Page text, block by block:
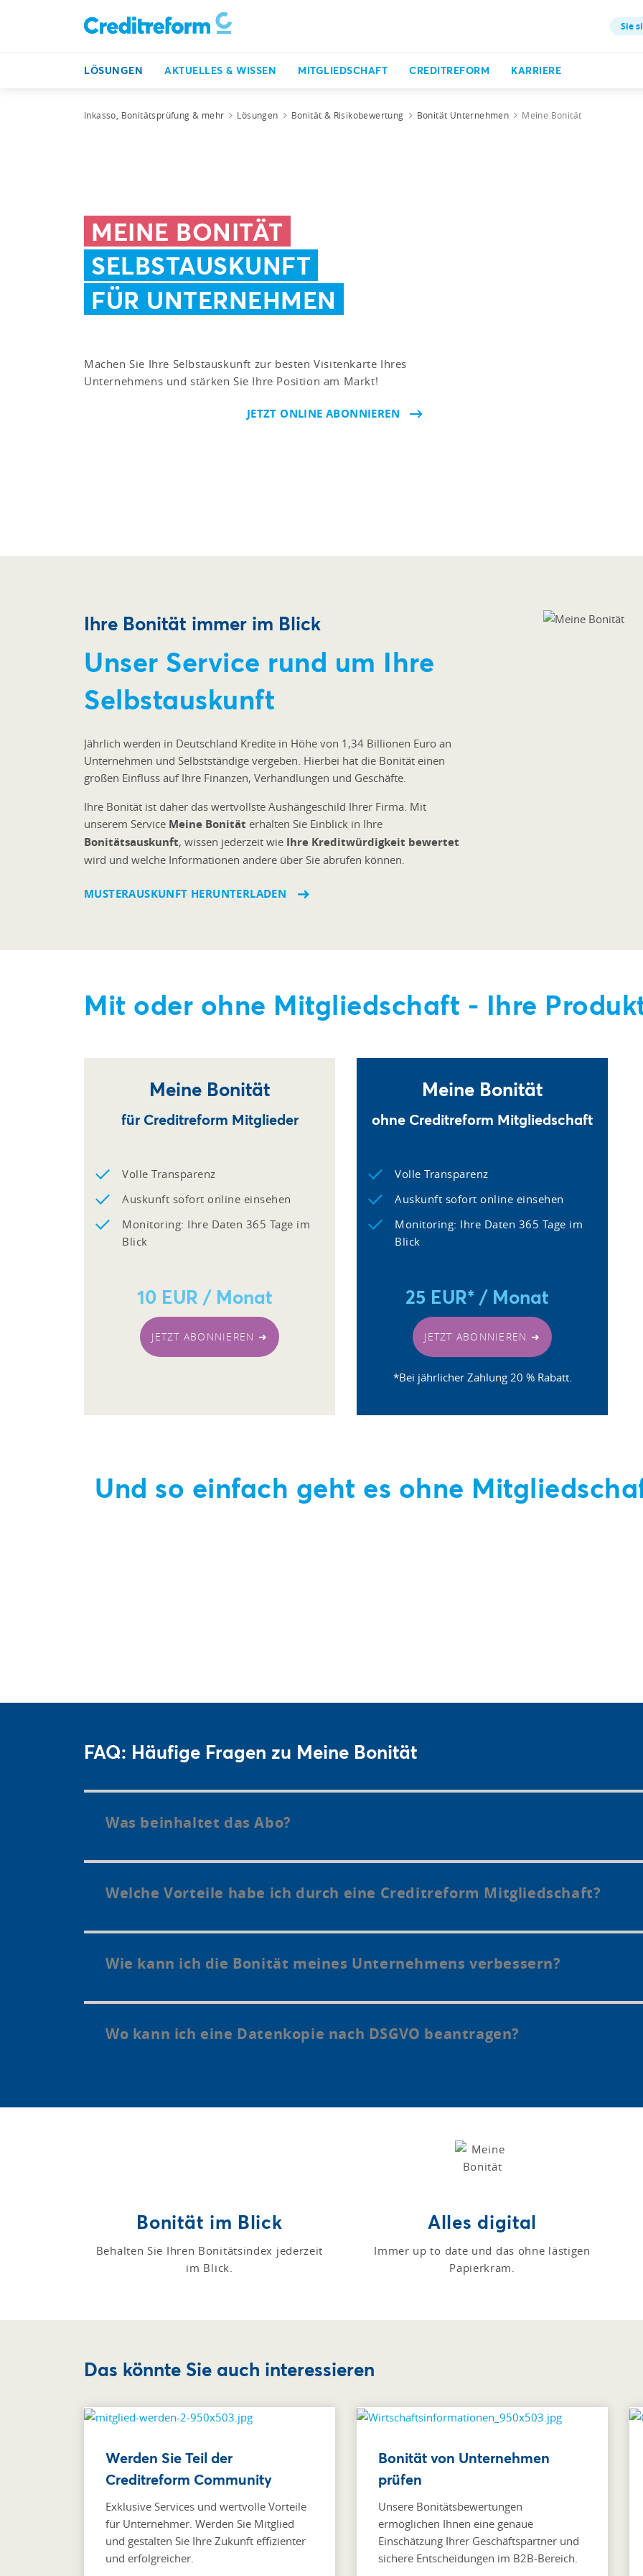
Sie
LÖSUNGEN AKTUELLES & WISSEN MITGLIEDSCHAFT CREDITREFORM KARRIERE
Inkasso, Bonitätsprüfung & mehr Lösungen Bonität & Risikobewertung Bonität Unternehmen Meine Bonität
MEINE BONITÄT
SELBSTAUSKUNFT
FÜR UNTERNEHMEN
Machen Sie Ihre Selbstauskunft zur besten Visitenkarte Ihres
Unternehmens und stärken Sie Ihre Position am Markt!
JETZT ONLINE ABONNIEREN
Ihre Bonität immer im Blick
Unser Service rund um Ihre
Selbstauskunft
Jährlich werden in Deutschland Kredite in Höhe von 1,34 Billionen Euro an
Unternehmen und Selbstständige vergeben. Hierbei hat die Bonität einen
großen Einfluss auf Ihre Finanzen, Verhandlungen und Geschäfte.
Ihre Bonität ist daher das wertvollste Aushängeschild Ihrer Firma. Mit
unserem Service Meine Bonität erhalten Sie Einblick in Ihre
Bonitätsauskunft, wissen jederzeit wie Ihre Kreditwürdigkeit bewertet
wird und welche Informationen andere über Sie abrufen können.
MUSTERAUSKUNFT HERUNTERLADEN
Mit oder ohne Mitgliedschaft - Ihre
Meine Bonität
für Creditreform Mitglieder
Volle Transparenz
Auskunft sofort online einsehen
Monitoring: Ihre Daten 365 Tage im
Blick
10 EUR / Monat
JETZT ABONNIEREN ➜
Meine Bonität
ohne Creditreform Mitgliedschaft
Volle Transparenz
Auskunft sofort online einsehen
Monitoring: Ihre Daten 365 Tage im
Blick
25 EUR* / Monat
JETZT ABONNIEREN ➜
*Bei jährlicher Zahlung 20 % Rabatt.
Und so einfach geht es ohne
FAQ: Häufige Fragen zu Meine Bonität
Was beinhaltet das Abo?
Welche Vorteile habe ich durch eine Creditreform Mitgliedschaft?
Wie kann ich die Bonität meines Unternehmens verbessern?
Wo kann ich eine Datenkopie nach DSGVO beantragen?
Bonität im Blick
Behalten Sie Ihren Bonitätsindex jederzeit
im Blick.
Alles digital
Immer up to date und das ohne lästigen
Papierkram.
Das könnte Sie auch interessieren
Werden Sie Teil der
Creditreform Community
Exklusive Services und wertvolle Vorteile
für Unternehmer. Werden Sie Mitglied
und gestalten Sie Ihre Zukunft effizienter
und erfolgreicher.
Bonität von Unternehmen
prüfen
Unsere Bonitätsbewertungen
ermöglichen Ihnen eine genaue
Einschätzung Ihrer Geschäftspartner und
sichere Entscheidungen im B2B-Bereich.